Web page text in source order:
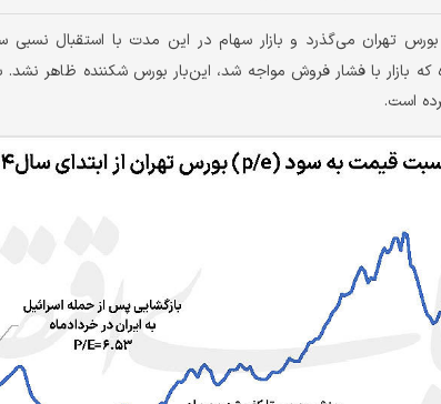
بورس تهران می‌گذرد و بازار سهام در این مدت با استقبال نسبی
بازگشایی پس از جنگ ۱۲روزه که بازار با فشار فروش مواجه شد، این‌بار بورس
است.